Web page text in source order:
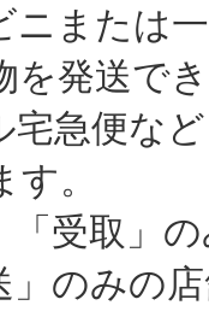
たは一
を発送で
便など
。
取」の
みの店